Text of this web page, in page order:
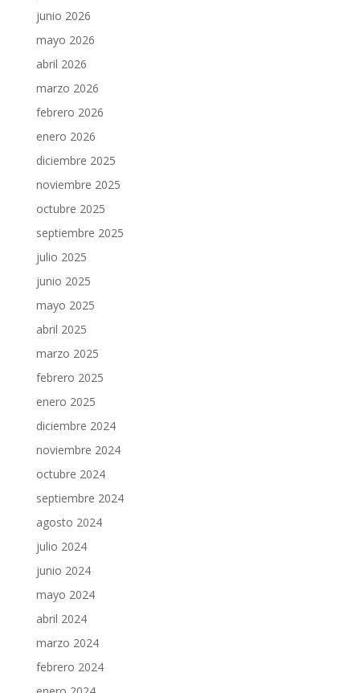
junio 2026
mayo 2026
abril 2026
marzo 2026
febrero 2026
enero 2026
diciembre 2025
noviembre 2025
octubre 2025
septiembre 2025
julio 2025
junio 2025
mayo 2025
abril 2025
marzo 2025
febrero 2025
enero 2025
diciembre 2024
noviembre 2024
octubre 2024
septiembre 2024
agosto 2024
julio 2024
junio 2024
mayo 2024
abril 2024
marzo 2024
febrero 2024